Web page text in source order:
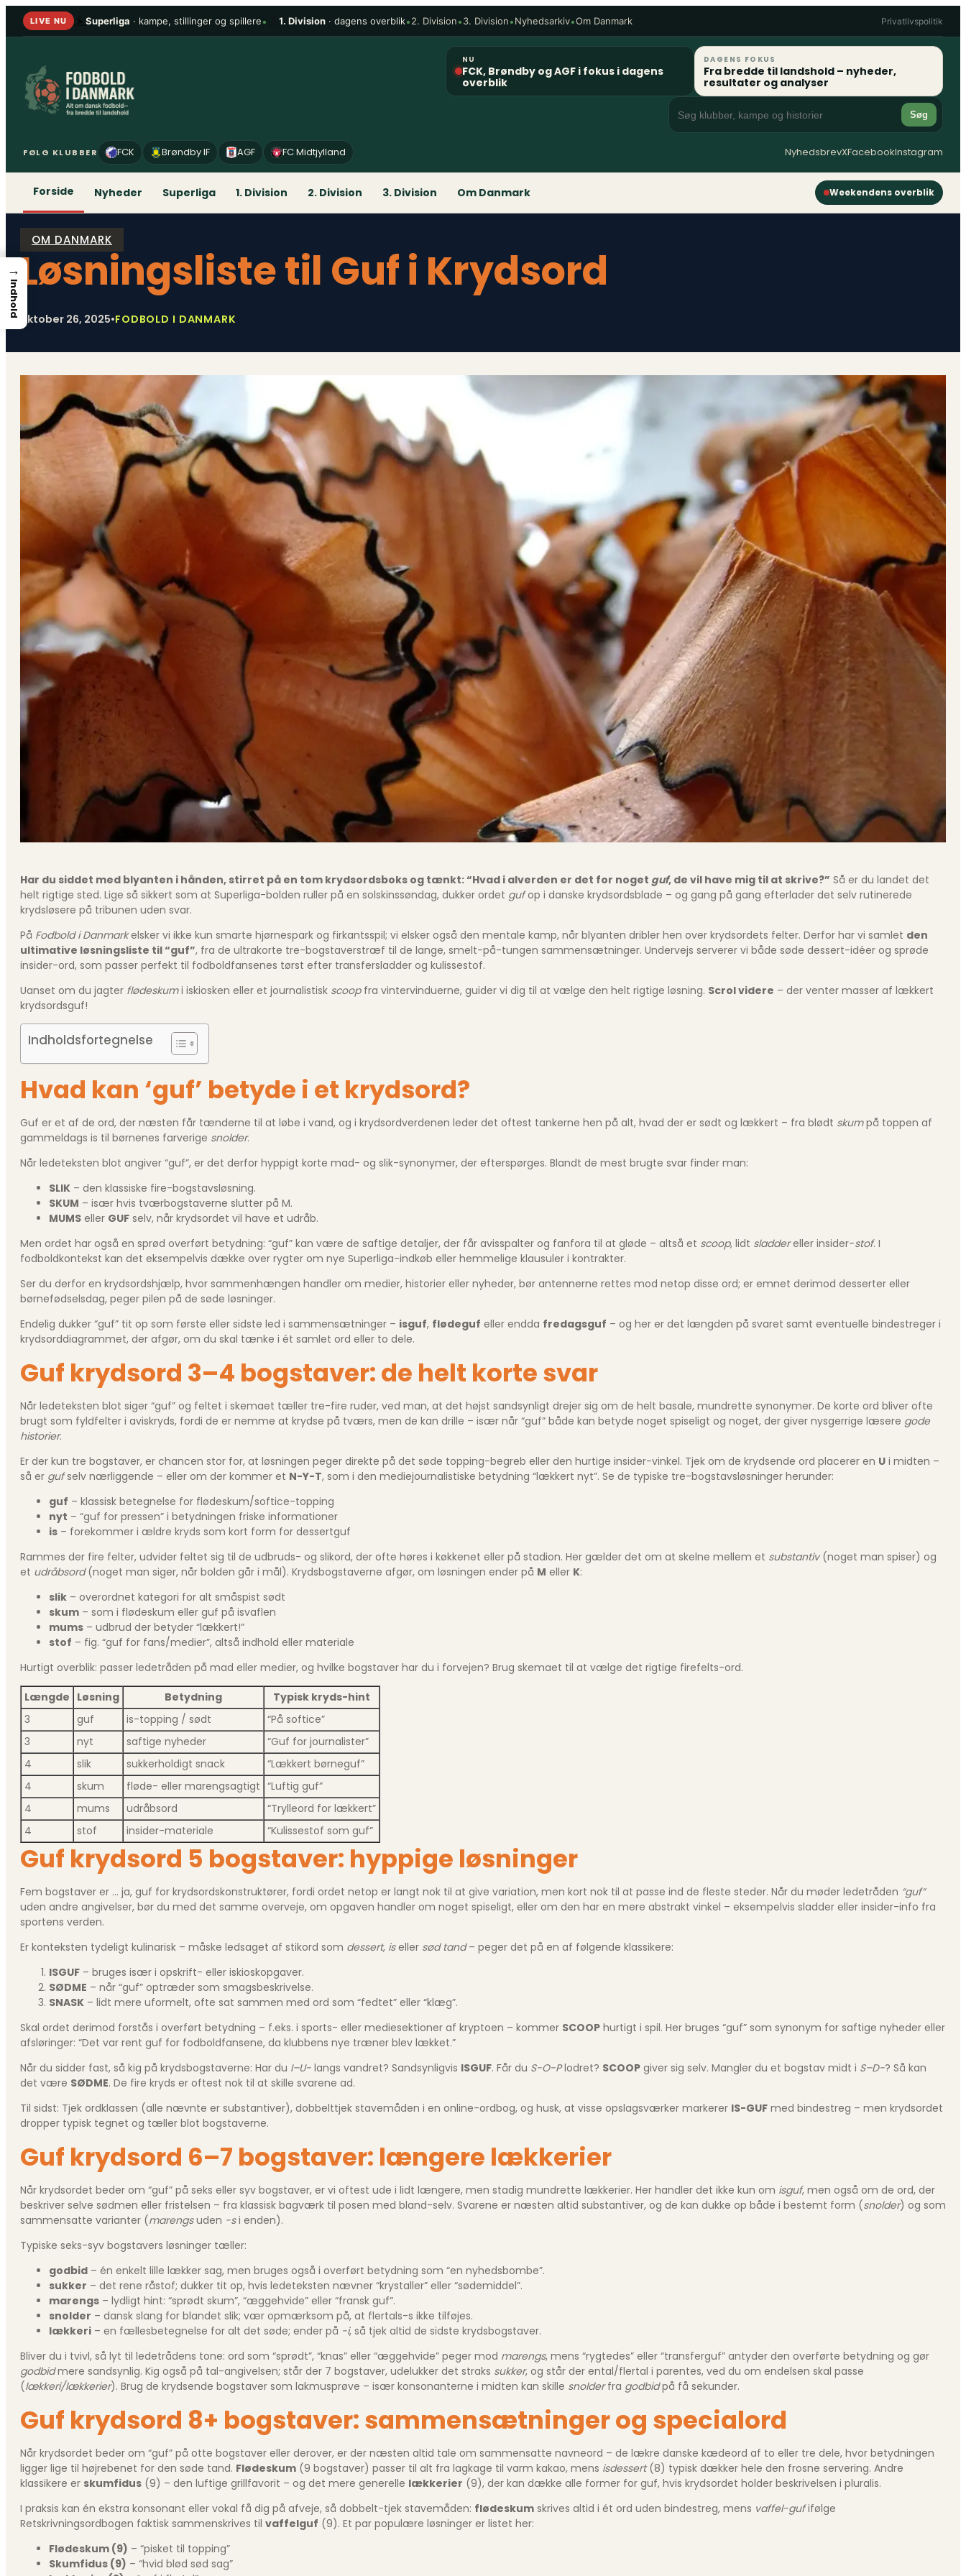
Spring
LIVE NU Superliga · kampe, stillinger og spillere• 1. Division · dagens overblik•2. Division•3. Division•Nyhedsarkiv•Om Danmark Privatlivspolitik
NU
FCK, Brøndby og AGF i fokus i dagens
overblik
DAGENS FOKUS
Fra bredde til landshold – nyheder,
resultater og analyser
Søg
FØLG KLUBBER FCK Brøndby IF AGF FC Midtjylland NyhedsbrevXFacebookInstagram
Forside Nyheder Superliga 1. Division 2. Division 3. Division Om Danmark Weekendens overblik
OM DANMARK
Løsningsliste til Guf i Krydsord
oktober 26, 2025•FODBOLD I DANMARK
Har du siddet med blyanten i hånden, stirret på en tom krydsords­boks og tænkt: “Hvad i alverden er det for noget guf, de vil have mig til at skrive?” Så er du landet det
helt rigtige sted. Lige så sikkert som at Superliga-bolden ruller på en solskins­søndag, dukker ordet gufop i danske krydsords­blade – og gang på gang efterlader det selv rutinerede
krydsløsere på tribunen uden svar.
På Fodbold i Danmarkelsker vi ikke kun smarte hjørnespark og firkants­spil; vi elsker også den mentale kamp, når blyanten dribler hen over krydsordets felter. Derfor har vi samlet den
ultimative løsnings­liste til “guf”, fra de ultra­korte tre-bogstavers­træf til de lange, smelt-på-tungen sammensætninger. Undervejs serverer vi både søde dessert-idéer og sprøde
insider-ord, som passer perfekt til fodbold­fansenes tørst efter transfer­sladder og kulisse­stof.
Uanset om du jagter flødeskumi iskiosken eller et journalistisk scoopfra vinter­vinduerne, guider vi dig til at vælge den helt rigtige løsning. Scrol videre – der venter masser af lækkert
krydsords­guf!
Indholdsfortegnelse
Hvad kan ‘guf’ betyde i et krydsord?
Guf er et af de ord, der næsten får tænderne til at løbe i vand, og i krydsord­verdenen leder det oftest tankerne hen på alt, hvad der er sødt og lækkert – fra blødt skumpå toppen af
gammeldags is til børnenes farverige snolder.
Når ledeteksten blot angiver “guf”, er det derfor hyppigt korte mad- og slik-synonymer, der efterspørges. Blandt de mest brugte svar finder man:
SLIK – den klassiske fire-bogstavsløsning.
SKUM – især hvis tværbogstaverne slutter på M.
MUMS eller GUF selv, når krydsordet vil have et udråb.
Men ordet har også en sprød overført betydning: “guf” kan være de saftige detaljer, der får avisspalter og fanfora til at gløde – altså et scoop, lidt sladdereller insider-stof. I
fodboldkontekst kan det eksempelvis dække over rygter om nye Superliga-indkøb eller hemmelige klausuler i kontrakter.
Ser du derfor en krydsordshjælp, hvor sammenhængen handler om medier, historier eller nyheder, bør antennerne rettes mod netop disse ord; er emnet derimod desserter eller
børnefødselsdag, peger pilen på de søde løsninger.
Endelig dukker “guf” tit op som første eller sidste led i sammensætninger – isguf, flødeguf eller endda fredagsguf – og her er det længden på svaret samt eventuelle bindestreger i
krydsord­diagrammet, der afgør, om du skal tænke i ét samlet ord eller to dele.
Guf krydsord 3–4 bogstaver: de helt korte svar
Når ledeteksten blot siger “guf” og feltet i skemaet tæller tre-fire ruder, ved man, at det højst sandsynligt drejer sig om de helt basale, mundrette synonymer. De korte ord bliver ofte
brugt som fyldfelter i aviskryds, fordi de er nemme at krydse på tværs, men de kan drille – især når “guf” både kan betyde noget spiseligt og noget, der giver nysgerrige læsere gode
historier.
Er der kun tre bogstaver, er chancen stor for, at løsningen peger direkte på det søde topping-begreb eller den hurtige insider-vinkel. Tjek om de krydsende ord placerer en U i midten –
så er gufselv nærliggende – eller om der kommer et N-Y-T, som i den mediejournalistiske betydning “lækkert nyt”. Se de typiske tre-bogstavsløsninger herunder:
guf – klassisk betegnelse for flødeskum/softice-topping
nyt – “guf for pressen” i betydningen friske informationer
is – forekommer i ældre kryds som kort form for dessertguf
Rammes der fire felter, udvider feltet sig til de udbruds- og slikord, der ofte høres i køkkenet eller på stadion. Her gælder det om at skelne mellem et substantiv(noget man spiser) og
et udråbsord(noget man siger, når bolden går i mål). Krydsbogstaverne afgør, om løsningen ender på M eller K:
slik – overordnet kategori for alt småspist sødt
skum – som i flødeskum eller guf på isvaflen
mums – udbrud der betyder “lækkert!”
stof – fig. “guf for fans/medier”, altså indhold eller materiale
Hurtigt overblik: passer ledetråden på mad eller medier, og hvilke bogstaver har du i forvejen? Brug skemaet til at vælge det rigtige firefelts-ord.
Længde Løsning Betydning
Typisk kryds-hint
3
guf is-topping / sødt
“På softice”
3
nyt saftige nyheder
“Guf for journalister”
4
slik sukkerholdigt snack
“Lækkert børneguf”
4
skum fløde- eller marengsagtigt “Luftig guf”
4
mums udråbsord
“Trylleord for lækkert”
4
stof insider-materiale “Kulissestof som guf”
Guf krydsord 5 bogstaver: hyppige løsninger
Fem bogstaver er … ja, guf for krydsordskonstruktører, fordi ordet netop er langt nok til at give variation, men kort nok til at passe ind de fleste steder. Når du møder ledetråden “guf”
uden andre angivelser, bør du med det samme overveje, om opgaven handler om noget spiseligt, eller om den har en mere abstrakt vinkel – eksempelvis sladder eller insider-info fra
sportens verden.
Er konteksten tydeligt kulinarisk – måske ledsaget af stikord som dessert, iseller sød tand– peger det på en af følgende klassikere:
ISGUF – bruges især i opskrift- eller iskioskopgaver.
SØDME – når “guf” optræder som smags­beskrivelse.
SNASK – lidt mere uformelt, ofte sat sammen med ord som “fedtet” eller “klæg”.
Skal ordet derimod forstås i overført betydning – f.eks. i sports- eller medie­sektioner af kryptoen – kommer SCOOP hurtigt i spil. Her bruges “guf” som synonym for saftige nyheder eller
afsløringer: “Det var rent guf for fodbold­fansene, da klubbens nye træner blev lækket.”
Når du sidder fast, så kig på krydsbogstaverne: Har du I–U- langs vandret? Sandsynligvis ISGUF. Får du S-O-Plodret? SCOOP giver sig selv. Mangler du et bogstav midt i S–D-? Så kan
det være SØDME. De fire kryds er oftest nok til at skille svarene ad.
Til sidst: Tjek ordklassen (alle nævnte er substantiver), dobbelttjek stavemåden i en online-ordbog, og husk, at visse opslagsværker markerer IS-GUF med bindestreg – men krydsordet
dropper typisk tegnet og tæller blot bogstaverne.
Guf krydsord 6–7 bogstaver: længere lækkerier
Når krydsordet beder om “guf” på seks eller syv bogstaver, er vi oftest ude i lidt længere, men stadig mundrette lækkerier. Her handler det ikke kun om isguf, men også om de ord, der
beskriver selve sødmen eller fristelsen – fra klassisk bagværk til posen med bland-selv. Svarene er næsten altid substantiver, og de kan dukke op både i bestemt form (snolder) og som
sammensatte varianter (marengsuden -si enden).
Typiske seks-syv bogstavers løsninger tæller:
godbid – én enkelt lille lækker sag, men bruges også i overført betydning som “en nyhedsbombe”.
sukker – det rene råstof; dukker tit op, hvis ledeteksten nævner “krystaller” eller “sødemiddel”.
marengs – lydligt hint: “sprødt skum”, “æggehvide” eller “fransk guf”.
snolder – dansk slang for blandet slik; vær opmærksom på, at flertals-s ikke tilføjes.
lækkeri – en fællesbetegnelse for alt det søde; ender på -i, så tjek altid de sidste krydsbogstaver.
Bliver du i tvivl, så lyt til ledetrådens tone: ord som “sprødt”, “knas” eller “æggehvide” peger mod marengs, mens “rygtedes” eller “transferguf” antyder den overførte betydning og gør
godbidmere sandsynlig. Kig også på tal-angivelsen; står der 7 bogstaver, udelukker det straks sukker, og står der ental/flertal i parentes, ved du om endelsen skal passe
(lækkeri/lækkerier). Brug de krydsende bogstaver som lakmusprøve – især konsonanterne i midten kan skille snolderfra godbidpå få sekunder.
Guf krydsord 8+ bogstaver: sammensætninger og specialord
Når krydsordet beder om “guf” på otte bogstaver eller derover, er der næsten altid tale om sammensatte navneord – de lækre danske kædeord af to eller tre dele, hvor betydningen
ligger lige til højrebenet for den søde tand. Flødeskum (9 bogstaver) passer til alt fra lagkage til varm kakao, mens isdessert(8) typisk dækker hele den frosne servering. Andre
klassikere er skumfidus (9) – den luftige grillfavorit – og det mere generelle lækkerier (9), der kan dække alle former for guf, hvis krydsordet holder beskrivelsen i pluralis.
I praksis kan én ekstra konsonant eller vokal få dig på afveje, så dobbelt-tjek stavemåden: flødeskum skrives altid i ét ord uden bindestreg, mens vaffel-gufifølge
Retskrivningsordbogen faktisk sammenskrives til vaffelguf (9). Et par populære løsninger er listet her:
Flødeskum (9) – “pisket til topping”
Skumfidus (9) – “hvid blød sød sag”
→
Indhold